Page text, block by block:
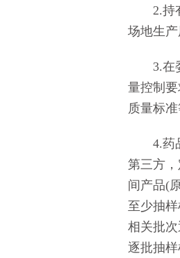
2.持有
场地生
3.在委
量控制
质量标
4.药品
第三方
间产品(
至少抽
相关批
逐批抽